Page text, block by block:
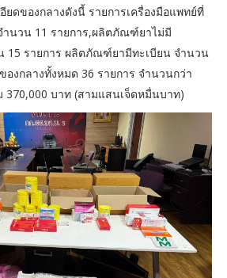
ยดของกลางดังนี้ รายการเครื่องมือแพทย์ที่
นวน 11 รายการ,ผลิตภัณฑ์ยาไม่มี
15 รายการ ผลิตภัณฑ์ยามีทะเบียน จำนวน
องกลางทั้งหมด 36 รายการ จำนวนกว่า
370,000 บาท (สามแสนเจ็ดหมื่นบาท)